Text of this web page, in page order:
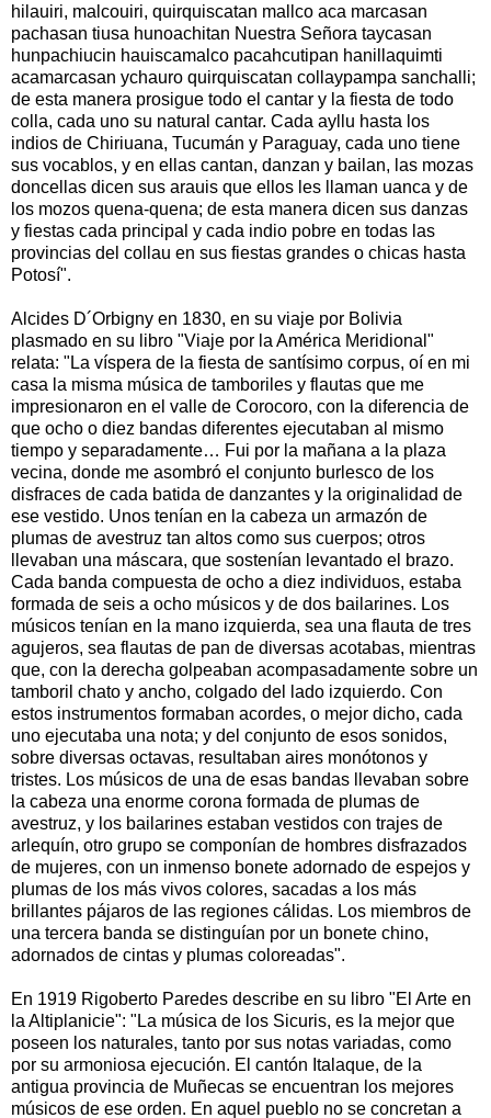
hilauiri, malcouiri, quirquiscatan mallco aca marcasan
pachasan tiusa hunoachitan Nuestra Señora taycasan
hunpachiucin hauiscamalco pacahcutipan hanillaquimti
acamarcasan ychauro quirquiscatan collaypampa sanchalli;
de esta manera prosigue todo el cantar y la fiesta de todo
colla, cada uno su natural cantar. Cada ayllu hasta los
indios de Chiriuana, Tucumán y Paraguay, cada uno tiene
sus vocablos, y en ellas cantan, danzan y bailan, las mozas
doncellas dicen sus arauis que ellos les llaman uanca y de
los mozos quena-quena; de esta manera dicen sus danzas
y fiestas cada principal y cada indio pobre en todas las
provincias del collau en sus fiestas grandes o chicas hasta
Potosí".
Alcides D´Orbigny en 1830, en su viaje por Bolivia
plasmado en su libro "Viaje por la América Meridional"
relata: "La víspera de la fiesta de santísimo corpus, oí en mi
casa la misma música de tamboriles y flautas que me
impresionaron en el valle de Corocoro, con la diferencia de
que ocho o diez bandas diferentes ejecutaban al mismo
tiempo y separadamente… Fui por la mañana a la plaza
vecina, donde me asombró el conjunto burlesco de los
disfraces de cada batida de danzantes y la originalidad de
ese vestido. Unos tenían en la cabeza un armazón de
plumas de avestruz tan altos como sus cuerpos; otros
llevaban una máscara, que sostenían levantado el brazo.
Cada banda compuesta de ocho a diez individuos, estaba
formada de seis a ocho músicos y de dos bailarines. Los
músicos tenían en la mano izquierda, sea una flauta de tres
agujeros, sea flautas de pan de diversas acotabas, mientras
que, con la derecha golpeaban acompasadamente sobre un
tamboril chato y ancho, colgado del lado izquierdo. Con
estos instrumentos formaban acordes, o mejor dicho, cada
uno ejecutaba una nota; y del conjunto de esos sonidos,
sobre diversas octavas, resultaban aires monótonos y
tristes. Los músicos de una de esas bandas llevaban sobre
la cabeza una enorme corona formada de plumas de
avestruz, y los bailarines estaban vestidos con trajes de
arlequín, otro grupo se componían de hombres disfrazados
de mujeres, con un inmenso bonete adornado de espejos y
plumas de los más vivos colores, sacadas a los más
brillantes pájaros de las regiones cálidas. Los miembros de
una tercera banda se distinguían por un bonete chino,
adornados de cintas y plumas coloreadas".
En 1919 Rigoberto Paredes describe en su libro "El Arte en
la Altiplanicie": "La música de los Sicuris, es la mejor que
poseen los naturales, tanto por sus notas variadas, como
por su armoniosa ejecución. El cantón Italaque, de la
antigua provincia de Muñecas se encuentran los mejores
músicos de ese orden. En aquel pueblo no se concretan a